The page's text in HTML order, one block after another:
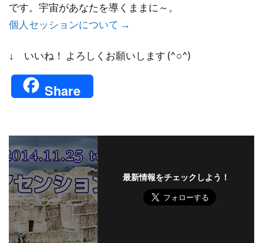
です。宇宙があなたを導くままに～。
個人セッションについて →
↓ いいね！ よろしくお願いします (^○^)
Share
最新情報をチェックしよう！